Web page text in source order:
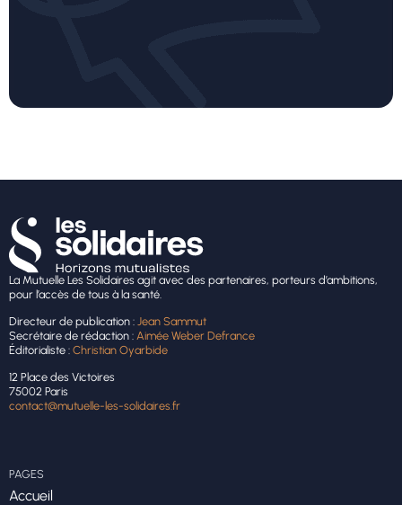
La Mutuelle Les Solidaires agit avec des partenaires, porteurs d’ambitions,
pour l’accès de tous à la santé.
Directeur de publication : Jean Sammut
Secrétaire de rédaction : Aimée Weber Defrance
Éditorialiste : Christian Oyarbide
12 Place des Victoires
75002 Paris
contact@mutuelle-les-solidaires.fr
PAGES
Accueil